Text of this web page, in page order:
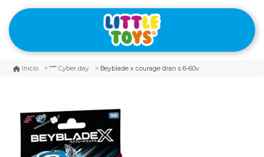
Inicio Cyber day Beyblade x courage dran s 6-60v